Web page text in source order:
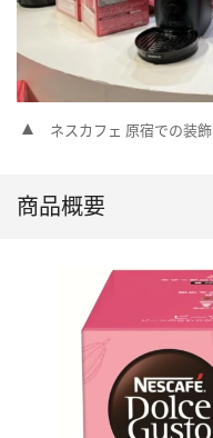
ネスカフェ 原宿での装飾
商品概要